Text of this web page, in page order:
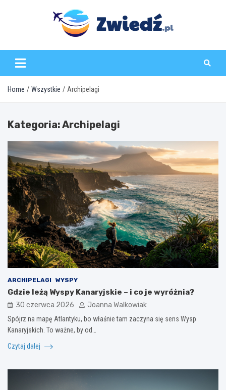
zwiedz.pl
Home Wszystkie Archipelagi
Kategoria:Archipelagi
ARCHIPELAGI WYSPY
Gdzie leżą Wyspy Kanaryjskie – i co je wyróżnia?
30 czerwca 2026 Joanna Walkowiak
Spójrz na mapę Atlantyku, bo właśnie tam zaczyna się sens Wysp
Kanaryjskich. To ważne, by od…
Czytaj dalej